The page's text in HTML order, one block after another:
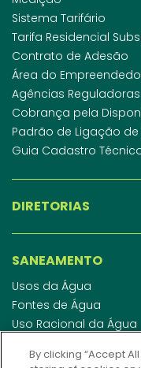
Sistema Tarifário
Tarifa Residencial
Contrato de Adesão
Área do
Agências Reguladoras
Cobrança pela
Padrão de Ligação de
Guia Cadastro
DIRETORIAS
SANEAMENTO
Usos da Água
Fontes de Água
Uso Racional da Água
Esgotamento Sanitário
By clicking “Accept